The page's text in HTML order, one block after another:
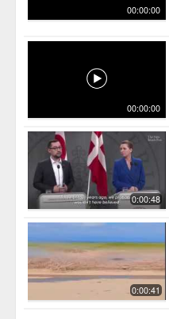
00:00:00
00:00:00
0:00:48
0:00:41